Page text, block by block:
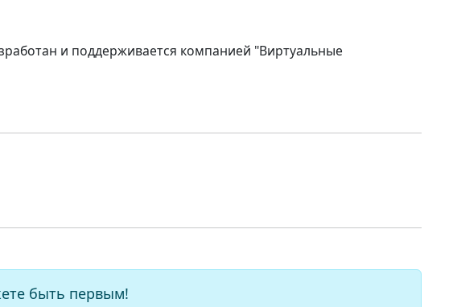
и поддерживается компанией "Виртуальные
быть первым!